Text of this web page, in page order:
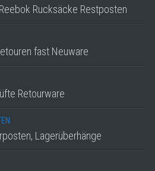
Rucksäcke Restposten
fast Neuware
Retourware
Lagerüberhänge